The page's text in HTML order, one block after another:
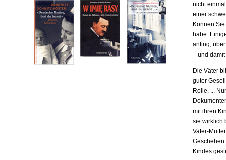
nicht
einer
Können
habe.
anfing,
– und
Die Väter
guter
Rolle. ...
mit ihren
sie wirklich
Vater-
Geschehen
Kindes